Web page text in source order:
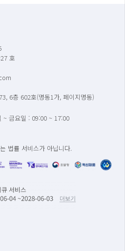
호
6층 602호(명동1가, 페이지명동)
금요일 : 09:00 ~ 17:00
법률 서비스가 아닙니다.